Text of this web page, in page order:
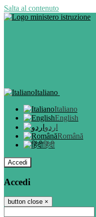
Salta al contenuto
Italiano
Italiano
English
اردو
Română
हिंदी
Accedi
Accedi
button close ×